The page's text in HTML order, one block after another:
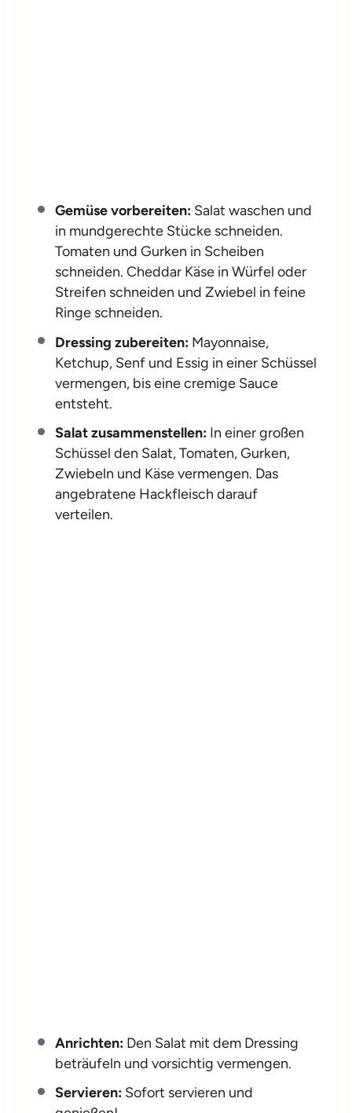
Gemüse vorbereiten: Salat waschen und
in mundgerechte Stücke schneiden.
Tomaten und Gurken in Scheiben
schneiden. Cheddar Käse in Würfel oder
Streifen schneiden und Zwiebel in feine
Ringe schneiden.
Dressing zubereiten: Mayonnaise,
Ketchup, Senf und Essig in einer Schüssel
vermengen, bis eine cremige Sauce
entsteht.
Salat zusammenstellen: In einer großen
Schüssel den Salat, Tomaten, Gurken,
Zwiebeln und Käse vermengen. Das
angebratene Hackfleisch darauf
verteilen.
Anrichten: Den Salat mit dem Dressing
beträufeln und vorsichtig vermengen.
Servieren: Sofort servieren und